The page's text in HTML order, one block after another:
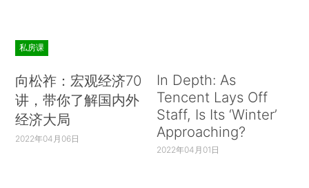
私房课
向松祚：宏观经济70
讲，带你了解国内外
经济大局
2022年04月06日
In Depth: As
Tencent Lays Off
Staff, Is Its ‘Winter’
Approaching?
2022年04月01日